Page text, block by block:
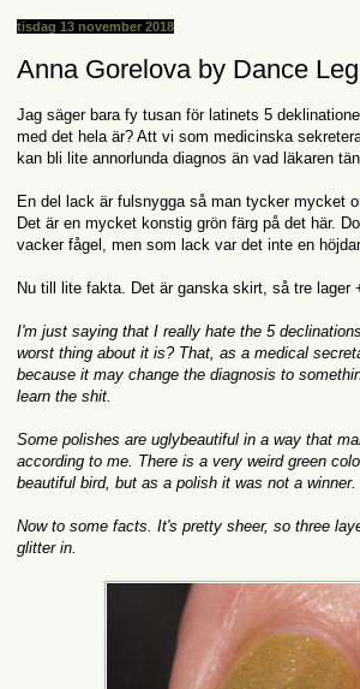
tisdag 13 november 2018
Anna Gorelova by Dance
Jag säger bara fy tusan för latinets 5
med det hela är? Att vi som medicinska
kan bli lite annorlunda diagnos än vad läkaren
En del lack är fulsnygga så man tycker mycket
Det är en mycket konstig grön färg på det här.
vacker fågel, men som lack var det inte en
Nu till lite fakta. Det är ganska skirt, så tre lager
I'm just saying that I really hate the 5
worst thing about it is? That, as a medical
because it may change the diagnosis to
learn the shit.
Some polishes are uglybeautiful in a way that
according to me. There is a very weird green
beautiful bird, but as a polish it was not a winner.
Now to some facts. It's pretty sheer, so three
glitter in.